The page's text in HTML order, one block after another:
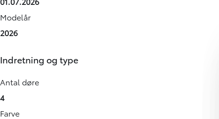
Modelår
2026
Indretning og type
Antal døre
4
Farve
Maksimal effekt
0 HK
El
Geartype
-
CO2 Udledning
-
-
Maks. ladeeffekt (hjemme)
-
Antal sæder
-
-
Højde
-
Længde
Leveringsomkostninger (inkl.)
4.680 kr.